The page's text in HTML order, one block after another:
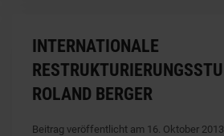
INTERNATIONALE
ROLAND BERGER
Beitrag veröffentlicht am 16. Oktober 2013